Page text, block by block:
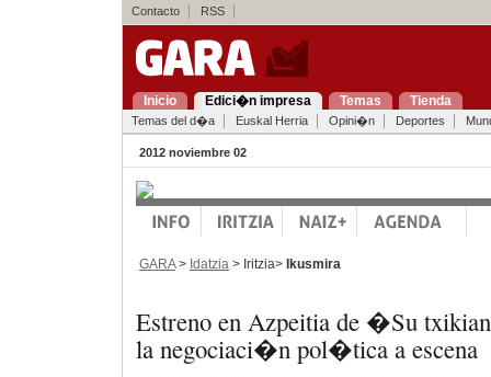
Contacto RSS
Inicio Edici�n impresa Temas Tienda
Temas del d�a Euskal Herria Opini�n Deportes
2012 noviembre 02
GARA> Idatzia > Iritzia> Ikusmira
Estreno en Azpeitia de �Su
la negociaci�n pol�tica a escena